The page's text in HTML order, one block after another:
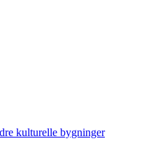
kulturelle bygninger